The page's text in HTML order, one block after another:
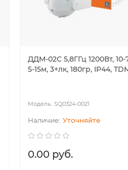
ДДМ-02С 5,8ГГц 1200Вт, 10-
5-15м, 3+лк, 180гр, IP44,
SQ0324-0021
Уточняйте
0.00 руб.